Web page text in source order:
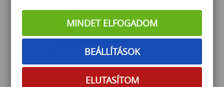
OkosOtthon Start webinár–
Minden, amit tudnod kell az
okosotthonokról
MINDET ELFOGADOM
BEÁLLÍTÁSOK
ELUTASÍTOM